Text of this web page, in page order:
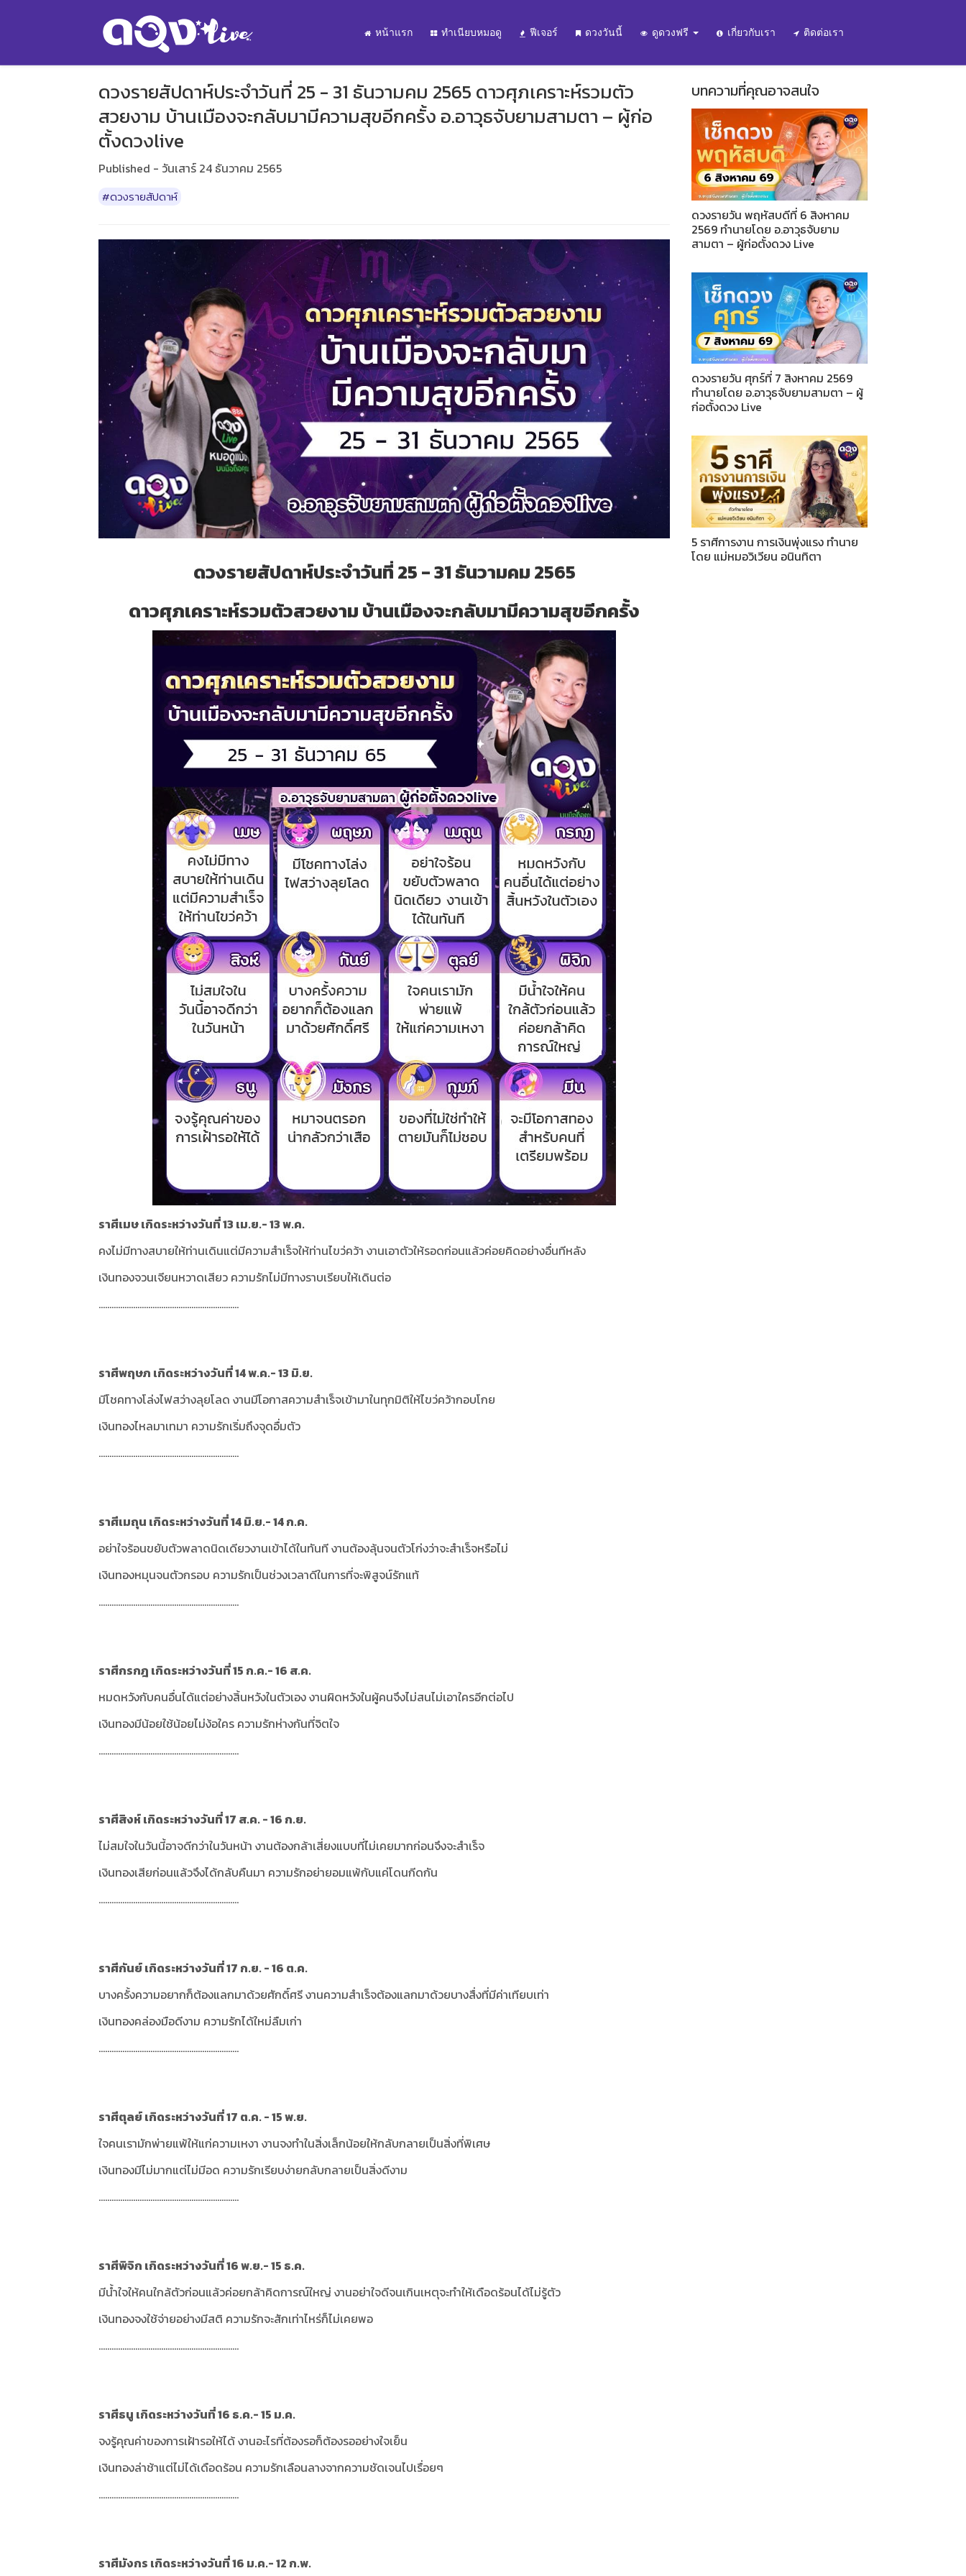
หน้าแรก ทำเนียบหมอดู ฟีเจอร์ ดวงวันนี้ ดูดวงฟรี เกี่ยวกับเรา ติดต่อเรา
ดวงรายสัปดาห์ประจำวันที่ 25 - 31 ธันวามคม 2565 ดาวศุภเคราะห์รวมตัว
สวยงาม บ้านเมืองจะกลับมามีความสุขอีกครั้ง อ.อาวุธจับยามสามตา – ผู้ก่อ
ตั้งดวงlive
Published - วันเสาร์ 24 ธันวาคม 2565
#ดวงรายสัปดาห์
ดวงรายสัปดาห์ประจำวันที่ 25 - 31 ธันวามคม 2565
ดาวศุภเคราะห์รวมตัวสวยงาม บ้านเมืองจะกลับมามีความสุขอีกครั้ง
ราศีเมษ เกิดระหว่างวันที่ 13 เม.ย.- 13 พ.ค.
คงไม่มีทางสบายให้ท่านเดินแต่มีความสำเร็จให้ท่านไขว่คว้า งานเอาตัวให้รอดก่อนแล้วค่อยคิดอย่างอื่นทีหลัง
เงินทองจวนเจียนหวาดเสียว ความรักไม่มีทางราบเรียบให้เดินต่อ
.................................................................
ราศีพฤษภ เกิดระหว่างวันที่ 14 พ.ค.- 13 มิ.ย.
มีโชคทางโล่งไฟสว่างลุยโลด งานมีโอกาสความสำเร็จเข้ามาในทุกมิติให้ไขว่คว้ากอบโกย
เงินทองไหลมาเทมา ความรักเริ่มถึงจุดอื่มตัว
.................................................................
ราศีเมถุน เกิดระหว่างวันที่ 14 มิ.ย.- 14 ก.ค.
อย่าใจร้อนขยับตัวพลาดนิดเดียวงานเข้าได้ในทันที งานต้องลุ้นจนตัวโก่งว่าจะสำเร็จหรือไม่
เงินทองหมุนจนตัวกรอบ ความรักเป็นช่วงเวลาดีในการที่จะพิสูจน์รักแท้
.................................................................
ราศีกรกฎ เกิดระหว่างวันที่ 15 ก.ค.- 16 ส.ค.
หมดหวังกับคนอื่นได้แต่อย่างสิ้นหวังในตัวเอง งานผิดหวังในผู้คนจึงไม่สนไม่เอาใครอีกต่อไป
เงินทองมีน้อยใช้น้อยไม่ง้อใคร ความรักห่างกันที่จิตใจ
.................................................................
ราศีสิงห์ เกิดระหว่างวันที่ 17 ส.ค. - 16 ก.ย.
ไม่สมใจในวันนี้อาจดีกว่าในวันหน้า งานต้องกล้าเสี่ยงแบบที่ไม่เคยมากก่อนจึงจะสำเร็จ
เงินทองเสียก่อนแล้วจึงได้กลับคืนมา ความรักอย่ายอมแพ้กับแค่โดนกีดกัน
.................................................................
ราศีกันย์ เกิดระหว่างวันที่ 17 ก.ย. - 16 ต.ค.
บางครั้งความอยากก็ต้องแลกมาด้วยศักดิ์ศรี งานความสำเร็จต้องแลกมาด้วยบางสื่งที่มีค่าเทียบเท่า
เงินทองคล่องมือดีงาม ความรักได้ใหม่ลืมเก่า
.................................................................
ราศีตุลย์ เกิดระหว่างวันที่ 17 ต.ค. - 15 พ.ย.
ใจคนเรามักพ่ายแพ้ให้แก่ความเหงา งานจงทำในสิ่งเล็กน้อยให้กลับกลายเป็นสิ่งที่พิเศษ
เงินทองมีไม่มากแต่ไม่มีอด ความรักเรียบง่ายกลับกลายเป็นสิ่งดีงาม
.................................................................
ราศีพิจิก เกิดระหว่างวันที่ 16 พ.ย.- 15 ธ.ค.
มีน้ำใจให้คนใกล้ตัวก่อนแล้วค่อยกล้าคิดการณ์ใหญ่ งานอย่าใจดีจนเกินเหตุจะทำให้เดือดร้อนได้ไม่รู้ตัว
เงินทองจงใช้จ่ายอย่างมีสติ ความรักจะสักเท่าไหร่ก็ไม่เคยพอ
.................................................................
ราศีธนู เกิดระหว่างวันที่ 16 ธ.ค.- 15 ม.ค.
จงรู้คุณค่าของการเฝ้ารอให้ได้ งานอะไรที่ต้องรอก็ต้องรออย่างใจเย็น
เงินทองล่าช้าแต่ไม่ได้เดือดร้อน ความรักเลือนลางจากความชัดเจนไปเรื่อยๆ
.................................................................
ราศีมังกร เกิดระหว่างวันที่ 16 ม.ค.- 12 ก.พ.
บทความที่คุณอาจสนใจ
ดวงรายวัน พฤหัสบดีที่ 6 สิงหาคม
2569 ทำนายโดย อ.อาวุธจับยาม
สามตา – ผู้ก่อตั้งดวง Live
ดวงรายวัน ศุกร์ที่ 7 สิงหาคม 2569
ทำนายโดย อ.อาวุธจับยามสามตา – ผู้
ก่อตั้งดวง Live
5 ราศีการงาน การเงินพุ่งแรง ทำนาย
โดย แม่หมอวิเวียน อนินทิตา